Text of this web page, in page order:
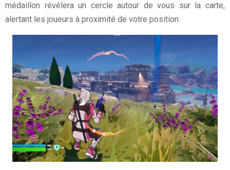
médaillon révélera un cercle autour de vous sur la carte,
alertant les joueurs à proximité de votre position.